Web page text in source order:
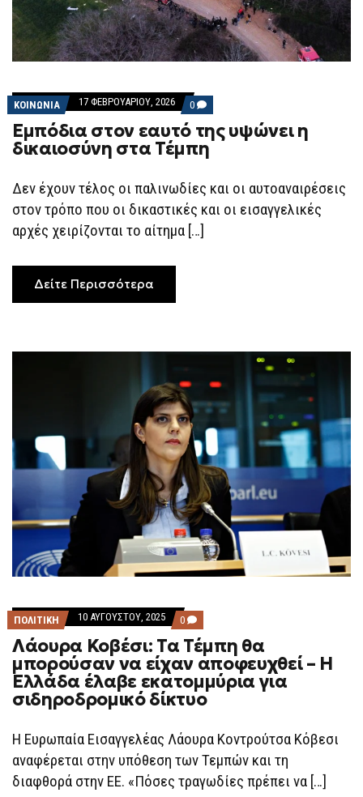
ΚΟΙΝΩΝΙΑ 17 ΦΕΒΡΟΥΑΡΊΟΥ, 2026 0 COMMENTS
ON
ΕΜΠΌΔΙΑ
ΣΤΟΝ
ΕΑΥΤΌ
Η
ΣΤΑ
ΤΈΜΠΗ
Εμπόδια στον εαυτό της υψώνει η
δικαιοσύνη στα Τέμπη
Δεν έχουν τέλος οι παλινωδίες και οι αυτοαναιρέσεις
στον τρόπο που οι δικαστικές και οι εισαγγελικές
αρχές χειρίζονται το αίτημα […]
Δείτε Περισσότερα
ΠΟΛΙΤΙΚΗ 10 ΑΥΓΟΎΣΤΟΥ, 2025 0 COMMENTS
ON
ΛΆΟΥΡΑ
ΚΟΒΈΣΙ:
ΤΑ
ΤΈΜΠΗ
ΘΑ
ΜΠΟΡΟΎΣΑΝ
ΑΠΟΦΕΥΧΘΕΊ
H
ΕΛΛΆΔΑ
ΈΛΑΒΕ
Λάουρα Κοβέσι: Τα Τέμπη θα
μπορούσαν να είχαν αποφευχθεί – H
Ελλάδα έλαβε εκατομμύρια για
σιδηροδρομικό δίκτυο
Η Ευρωπαία Εισαγγελέας Λάουρα Κοντρούτσα Κόβεσι
αναφέρεται στην υπόθεση των Τεμπών και τη
διαφθορά στην ΕΕ. «Πόσες τραγωδίες πρέπει να […]